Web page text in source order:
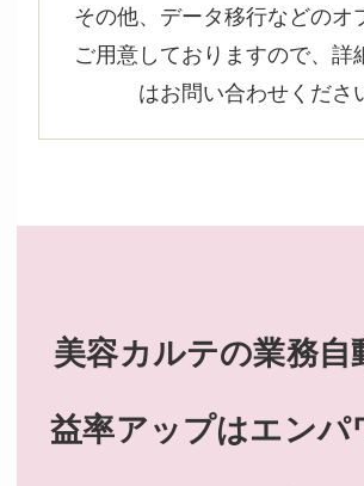
その他、データ移行などのオ
ご用意しておりますので、詳
はお問い合わせくださ
美容カルテの業務自
益率アップはエンパ